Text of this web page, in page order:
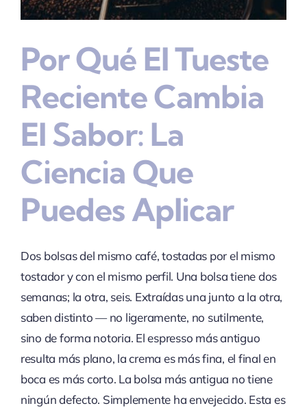
Por Qué El Tueste
Reciente Cambia
El Sabor: La
Ciencia Que
Puedes Aplicar
Dos bolsas del mismo café, tostadas por el mismo
tostador y con el mismo perfil. Una bolsa tiene dos
semanas; la otra, seis. Extraídas una junto a la otra,
saben distinto — no ligeramente, no sutilmente,
sino de forma notoria. El espresso más antiguo
resulta más plano, la crema es más fina, el final en
boca es más corto. La bolsa más antigua no tiene
ningún defecto. Simplemente ha envejecido. Esta es